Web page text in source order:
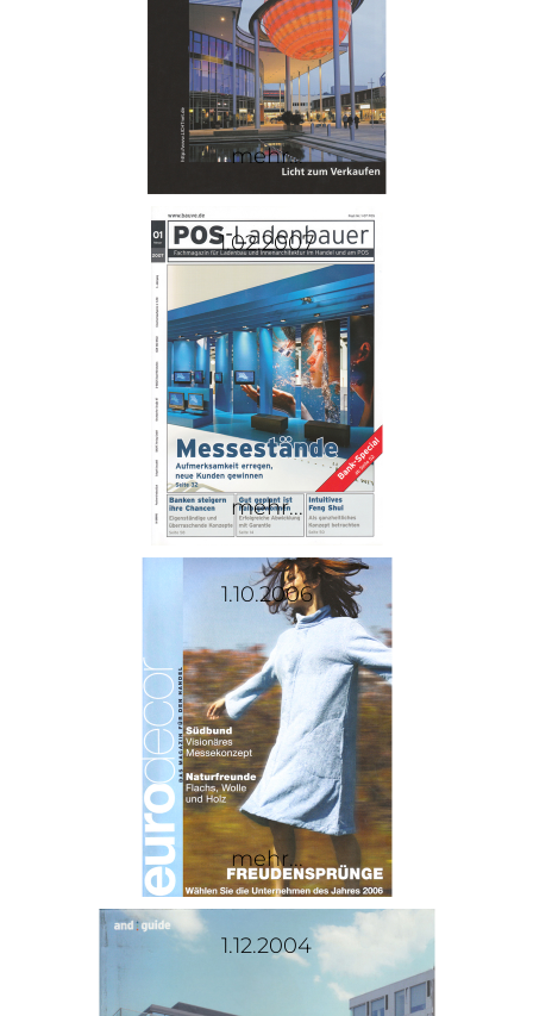
mehr...
1.02.2007
mehr...
1.10.2006
mehr...
1.12.2004